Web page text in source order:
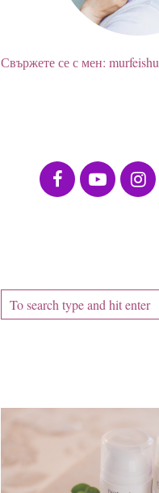
Свържете се с мен: